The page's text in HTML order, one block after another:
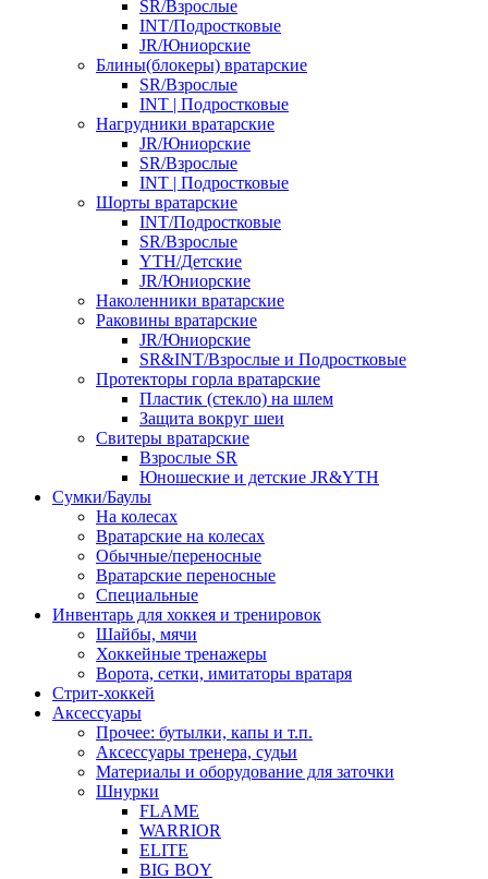
SR/Взрослые
INT/Подростковые
JR/Юниорские
Блины(блокеры) вратарские
SR/Взрослые
INT | Подростковые
Нагрудники вратарские
JR/Юниорские
SR/Взрослые
INT | Подростковые
Шорты вратарские
INT/Подростковые
SR/Взрослые
YTH/Детские
JR/Юниорские
Наколенники вратарские
Раковины вратарские
JR/Юниорские
SR&INT/Взрослые и Подростковые
Протекторы горла вратарские
Пластик (стекло) на шлем
Защита вокруг шеи
Свитеры вратарские
Взрослые SR
Юношеские и детские JR&YTH
Сумки/Баулы
На колесах
Вратарские на колесах
Обычные/переносные
Вратарские переносные
Специальные
Инвентарь для хоккея и тренировок
Шайбы, мячи
Хоккейные тренажеры
Ворота, сетки, имитаторы вратаря
Стрит-хоккей
Аксессуары
Прочее: бутылки, капы и т.п.
Аксессуары тренера, судьи
Материалы и оборудование для заточки
Шнурки
FLAME
WARRIOR
ELITE
BIG BOY